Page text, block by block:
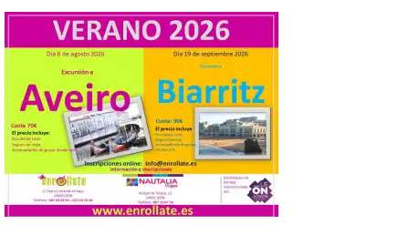
Nueva edición de León
de…viaje. Una iniciativa
organizado por la sección
juvenil de la Asociación
Enróllate, la Asociación
Conceyu País Llionés y el Diario de
Turismo, Ocio e Información para
jóvenes “Enredando.info”. Miguel Robles
nos envía la vigésima fotografía de […]
Concierto del Iberia
Marimba Ensemble en la
Plaza del Ayuntamiento de